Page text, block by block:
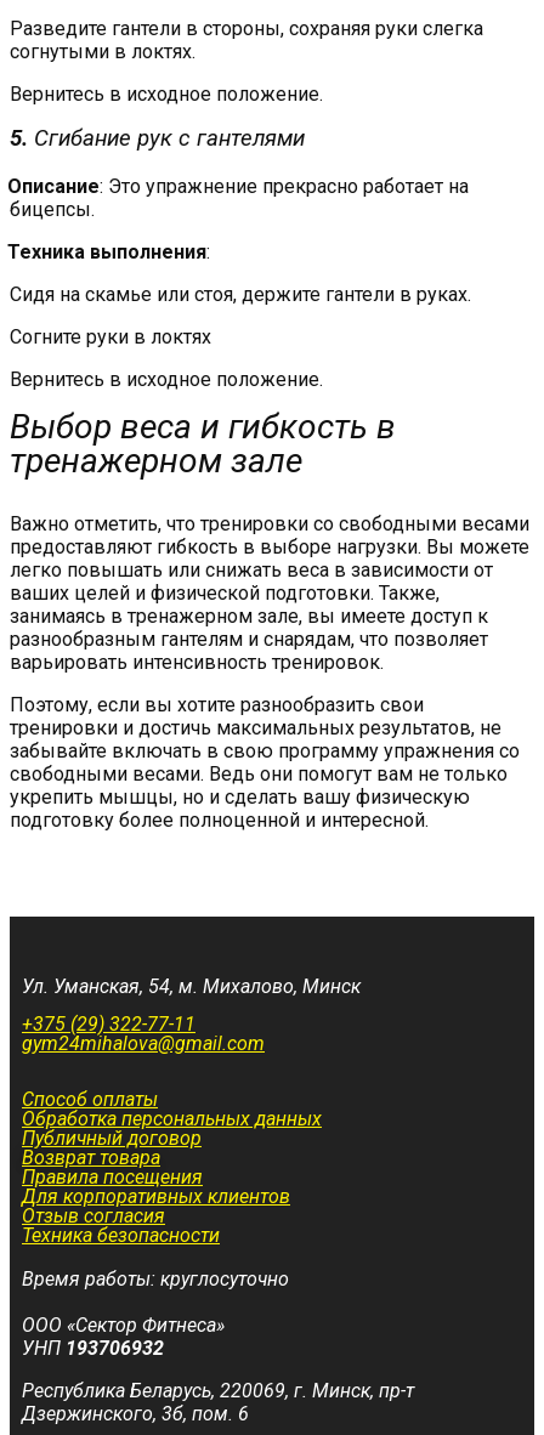
Разведите гантели в стороны, сохраняя руки слегка
согнутыми в локтях.
Вернитесь в исходное положение.
5. Сгибание рук с гантелями
Описание: Это упражнение прекрасно работает на
бицепсы.
Техника выполнения:
Сидя на скамье или стоя, держите гантели в руках.
Согните руки в локтях
Вернитесь в исходное положение.
Выбор веса и гибкость в
тренажерном зале
Важно отметить, что тренировки со свободными весами
предоставляют гибкость в выборе нагрузки. Вы можете
легко повышать или снижать веса в зависимости от
ваших целей и физической подготовки. Также,
занимаясь в тренажерном зале, вы имеете доступ к
разнообразным гантелям и снарядам, что позволяет
варьировать интенсивность тренировок.
Поэтому, если вы хотите разнообразить свои
тренировки и достичь максимальных результатов, не
забывайте включать в свою программу упражнения со
свободными весами. Ведь они помогут вам не только
укрепить мышцы, но и сделать вашу физическую
подготовку более полноценной и интересной.
Ул. Уманская, 54, м. Михалово, Минск
+375 (29) 322-77-11
gym24mihalova@gmail.com
Способ оплаты
Обработка персональных данных
Публичный договор
Возврат товара
Правила посещения
Для корпоративных клиентов
Отзыв согласия
Техника безопасности
Время работы: круглосуточно
ООО «Сектор Фитнеса»
УНП 193706932
Республика Беларусь, 220069, г. Минск, пр-т
Дзержинского, 3б, пом. 6